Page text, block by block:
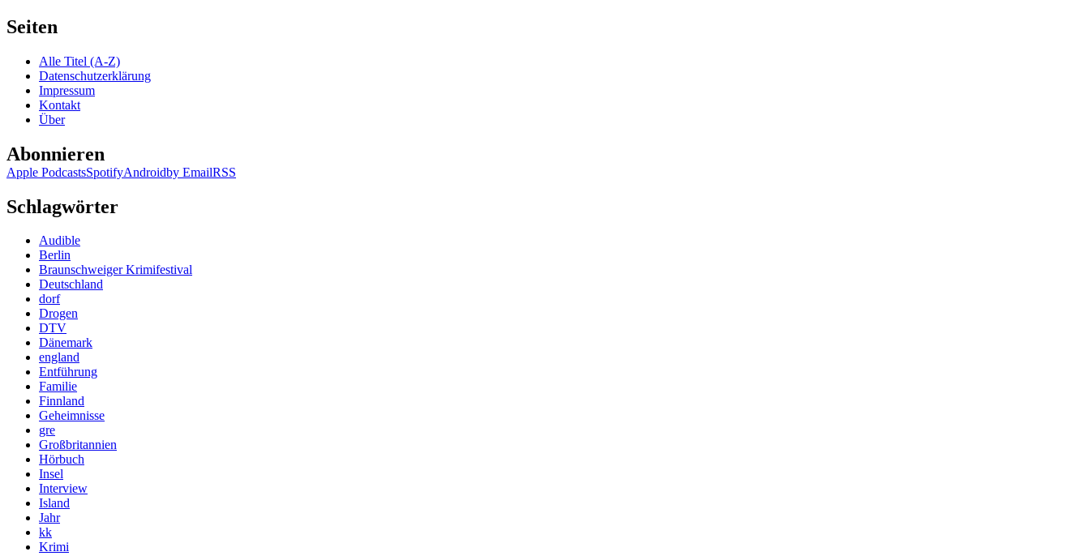
Seiten
Alle Titel (A-Z)
Datenschutzerklärung
Impressum
Kontakt
Über
Abonnieren
Apple PodcastsSpotifyAndroidby EmailRSS
Schlagwörter
Audible
Berlin
Braunschweiger Krimifestival
Deutschland
dorf
Drogen
DTV
Dänemark
england
Entführung
Familie
Finnland
Geheimnisse
gre
Großbritannien
Hörbuch
Insel
Interview
Island
Jahr
kk
Krimi